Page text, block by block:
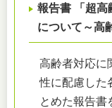
報告書 「超高
について～高
高齢者対応に
性に配慮した
とめた報告書